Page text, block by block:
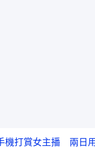
機打賞女主播 兩日